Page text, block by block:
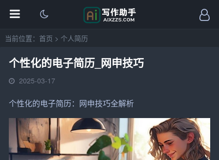
当前位置： 首页 > 个人简历
个性化的电子简历_网申技巧
2025-03-17
个性化的电子简历：网申技巧全解析